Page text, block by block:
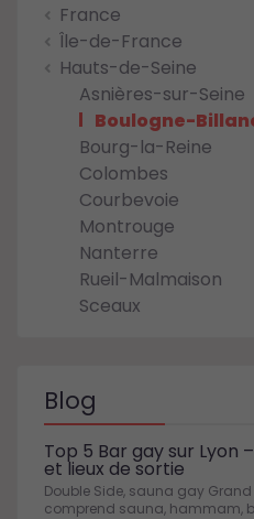
France
Île-de-France
Hauts-de-Seine
Asnières-sur-Seine
Boulogne-
Bourg-la-Reine
Colombes
Courbevoie
Montrouge
Nanterre
Rueil-Malmaison
Sceaux
Blog
Top 5 Bar gay sur Lyon
et lieux de sortie
Double Side, sauna gay
comprend sauna, hammam,